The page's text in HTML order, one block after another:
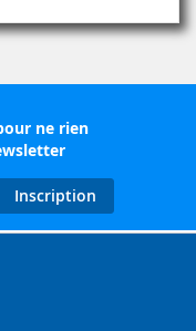
ne rien
Inscription